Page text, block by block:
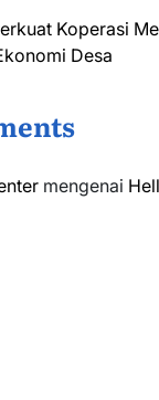
Koperasi
Desa
mengenai